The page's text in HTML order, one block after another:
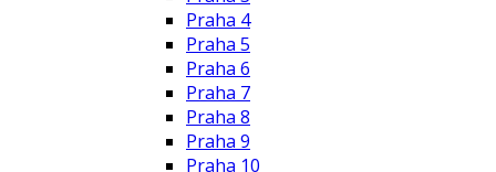
Praha 4
Praha 5
Praha 6
Praha 7
Praha 8
Praha 9
Praha 10